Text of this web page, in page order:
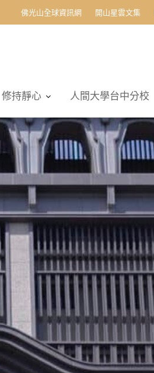
佛光山全球資訊網 開山星雲文集
修持靜心 人間大學台中分校